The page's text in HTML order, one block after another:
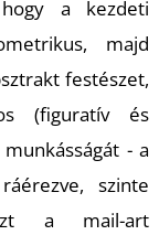
a kezdeti
majd
festészet,
(figuratív és
- a
szinte
a mail-art